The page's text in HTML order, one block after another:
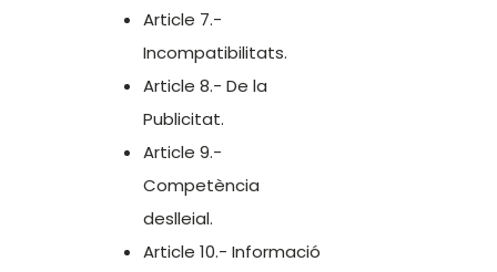
Article 7.-
Incompatibilitats.
Article 8.- De la
Publicitat.
Article 9.-
Competència
deslleial.
Article 10.- Informació